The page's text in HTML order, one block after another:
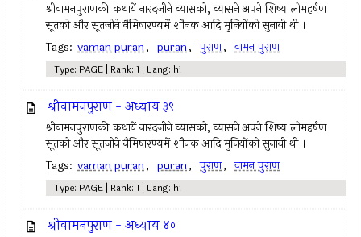
श्रीवामनपुराणकी कथायें नारदजीने व्यासको, व्यासने अपने शिष्य लोमहर्षण
सूतको और सूतजीने नैमिषारण्यमें शौनक आदि मुनियोंको सुनायी थी ।
Tags: vaman puran, puran, पुराण, वामन पुराण
Type: PAGE | Rank: 1 | Lang: hi
श्रीवामनपुराण - अध्याय ३९
श्रीवामनपुराणकी कथायें नारदजीने व्यासको, व्यासने अपने शिष्य लोमहर्षण
सूतको और सूतजीने नैमिषारण्यमें शौनक आदि मुनियोंको सुनायी थी ।
Tags: vaman puran, puran, पुराण, वामन पुराण
Type: PAGE | Rank: 1 | Lang: hi
श्रीवामनपुराण - अध्याय ४०